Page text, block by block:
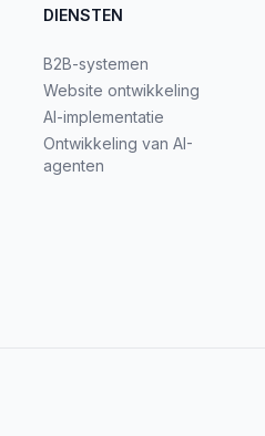
DIENSTEN
B2B-systemen
Website ontwikkeling
AI-implementatie
Ontwikkeling van AI-
agenten